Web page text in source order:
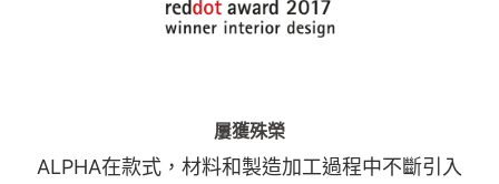
屢獲殊榮
ALPHA在款式，材料和製造加工過程中不斷引入